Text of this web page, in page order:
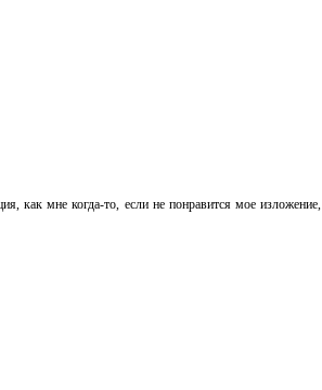
как мне когда-то, если не понравится мое изложение,